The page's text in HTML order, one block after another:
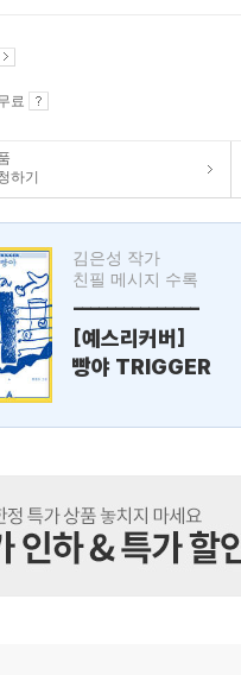
료
하기
김은성 작가
친필 메시지 수록
---------------
[예스리커버]
빵야 TRIGGER